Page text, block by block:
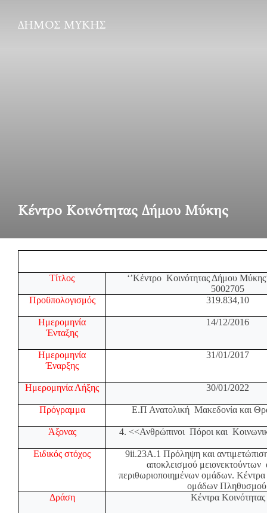
ΔΗΜΟΣ ΜΥΚΗΣ
Κέντρο Κοινότητας Δήμου Μύκης
Τίτλος ‘’Κέντρο Κοινότητας Δήμου
5002705
Προϋπολογισμός
319.834,10
Ημερομηνία
Ένταξης
14/12/2016
Ημερομηνία
Έναρξης
31/01/2017
Ημερομηνία Λήξης 30/01/2022
Πρόγραμμα Ε.Π Ανατολική Μακεδονία και
Άξονας 4. <<Ανθρώπινοι Πόροι και
Ειδικός στόχος 9ii.23A.1 Πρόληψη και
αποκλεισμού μειονεκτούντων
περιθωριοποιημένων ομάδων. Κέντρα
ομάδων
Δράση
Κέντρα Κοινότητας